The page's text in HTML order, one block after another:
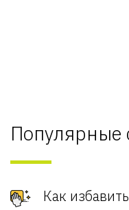
Популярные
Как